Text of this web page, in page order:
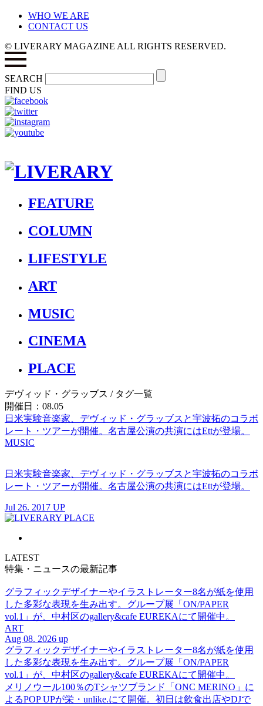
WHO WE ARE
CONTACT US
© LIVERARY MAGAZINE ALL RIGHTS RESERVED.
SEARCH
FIND US
FEATURE
COLUMN
LIFESTYLE
ART
MUSIC
CINEMA
PLACE
デヴィッド・グラッブス / タグ一覧
開催日：08.05
日米実験音楽家、デヴィッド・グラッブスと宇波拓のコラボ
レート・ツアーが開催。名古屋公演の共演にはEttが登場。
MUSIC
日米実験音楽家、デヴィッド・グラッブスと宇波拓のコラボ
レート・ツアーが開催。名古屋公演の共演にはEttが登場。
Jul 26. 2017 UP
LATEST
特集・ニュースの最新記事
グラフィックデザイナーやイラストレーター8名が紙を使用
した多彩な表現を生み出す。グループ展「ON/PAPER
vol.1」が、中村区のgallery&cafe EUREKAにて開催中。
ART
Aug 08. 2026 up
グラフィックデザイナーやイラストレーター8名が紙を使用
した多彩な表現を生み出す。グループ展「ON/PAPER
vol.1」が、中村区のgallery&cafe EUREKAにて開催中。
メリノウール100％のTシャツブランド「ONC MERINO」に
よるPOP UPが栄・unlike.にて開催。初日は飲食出店やDJで